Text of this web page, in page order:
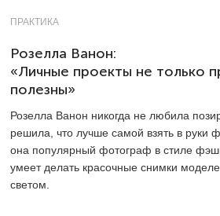
ПРАКТИКА
Розелла Ванон:
«Личные проекты не только
полезны»
Розелла Ванон никогда не любила
решила, что лучше самой взять в руки
она популярный фотограф в стиле
умеет делать красочные снимки
светом.